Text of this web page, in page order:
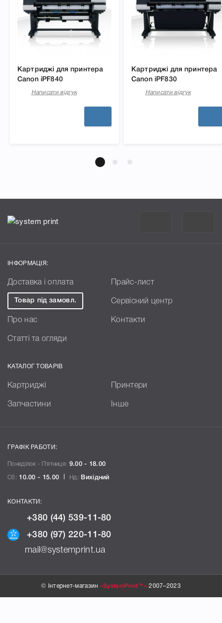
Картриджі для принтера
Canon iPF840
Написати відгук
Картриджі для принтера
Canon iPF830
Написати відгук
ІНФОРМАЦІЯ:
Доставка і оплата Прайс-лист
Товар під замовл. Сервісний центр
Про нас Контакти
Статті та огляди
КАТАЛОГ ТОВАРІВ
Картриджі Принтери
Запчастини Інше
ГРАФІК РАБОТИ:
Понеділок - П`ятниця: 9.00 - 18.00
Сб: 10.00 - 15.00 Нд: Вихідний
КОНТАКТИ:
+380 (44) 539-11-80
+380 (97) 220-11-80
mail@systemprint.ua
© Інтернет-магазин «SystemPrint™» 2007–2023